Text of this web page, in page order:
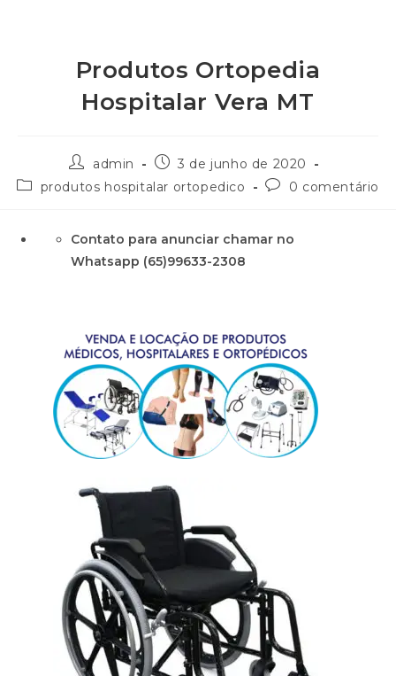
Produtos Ortopedia
Hospitalar Vera MT
admin
3 de junho de 2020
produtos hospitalar ortopedico
0 comentário
Contato para anunciar chamar no
Whatsapp (65)99633-2308